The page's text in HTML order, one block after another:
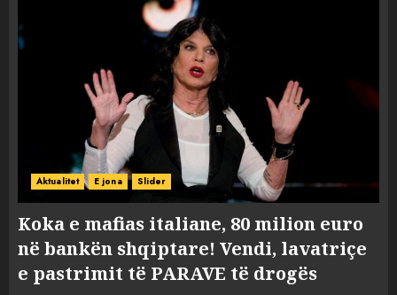
Aktualitet E jona Slider
Koka e mafias italiane, 80 milion euro
në bankën shqiptare! Vendi, lavatriçe
e pastrimit të PARAVE të drogës